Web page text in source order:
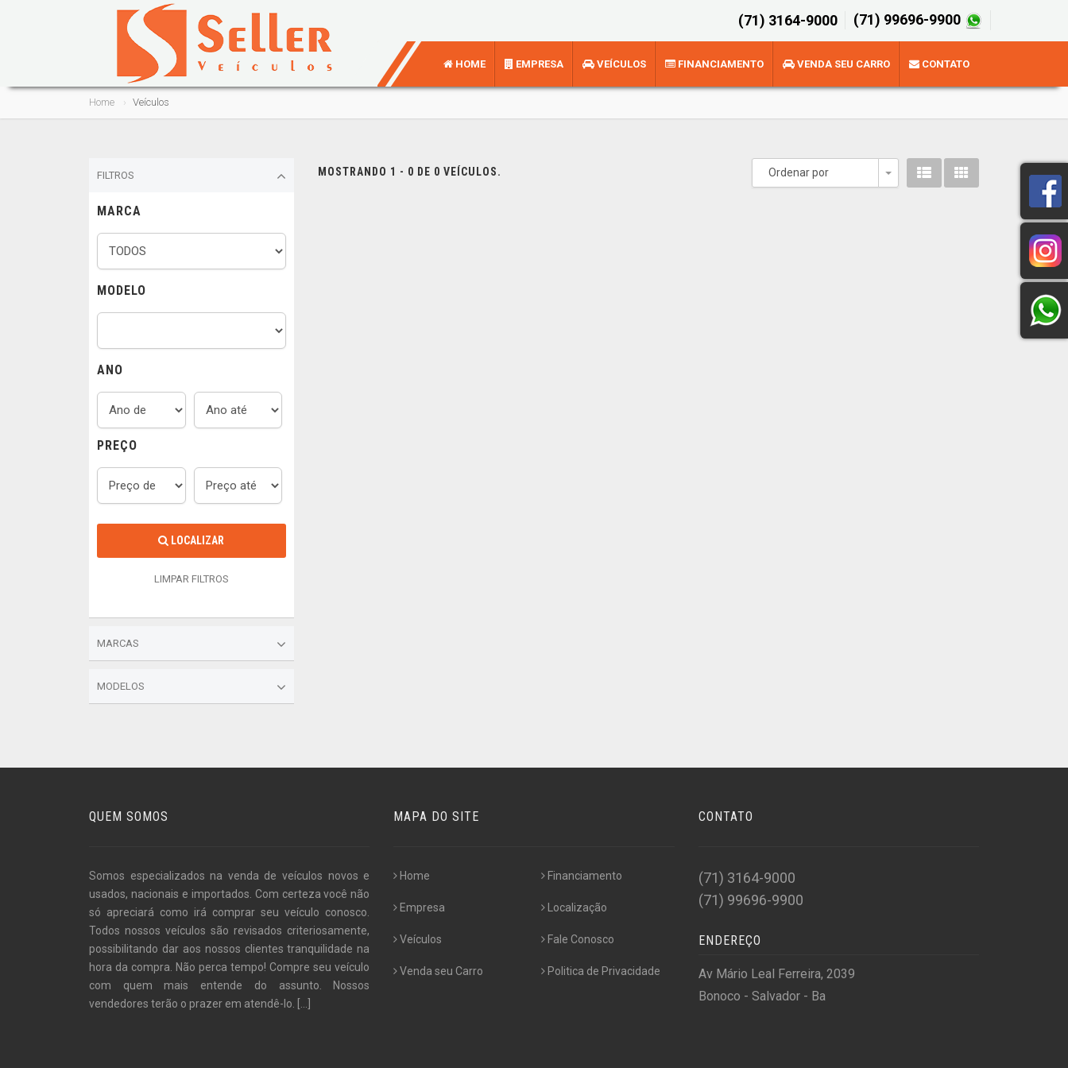
(71) 3164-9000 (71) 99696-9900
HOME EMPRESA VEÍCULOS FINANCIAMENTO VENDA SEU CARRO CONTATO
Home Veículos
FILTROS
MARCA
MODELO
ANO
PREÇO
LOCALIZAR
LIMPAR FILTROS
MARCAS
MODELOS
MOSTRANDO 1 - 0 DE 0 VEÍCULOS. Ordenar por
Toggle Dropdown
QUEM SOMOS
Somos especializados na venda de veículos novos e
usados, nacionais e importados. Com certeza você não
só apreciará como irá comprar seu veículo conosco.
Todos nossos veículos são revisados criteriosamente,
possibilitando dar aos nossos clientes tranquilidade na
hora da compra. Não perca tempo! Compre seu veículo
com quem mais entende do assunto. Nossos
vendedores terão o prazer em atendê-lo.
MAPA DO SITE
Home
Empresa
Veículos
Venda seu Carro
Financiamento
Localização
Fale Conosco
Politica de Privacidade
CONTATO
(71) 3164-9000
(71) 99696-9900
ENDEREÇO
Av Mário Leal Ferreira, 2039
Bonoco - Salvador - Ba